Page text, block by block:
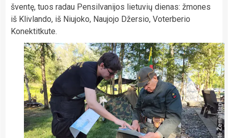
šventę, tuos radau Pensilvanijos lietuvių dienas: žmones
iš Klivlando, iš Niujoko, Naujojo Džersio, Voterberio
Konektitkute.